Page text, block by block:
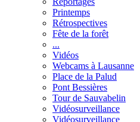
Printemps
Rétrospectives
Fête de la forêt
...
Vidéos
Webcams à Lausanne
Place de la Palud
Pont Bessières
Tour de Sauvabelin
Vidéosurveillance
Vidéosurveillance